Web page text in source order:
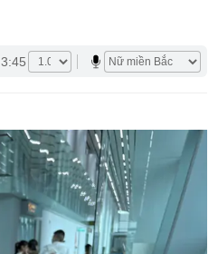
3:45